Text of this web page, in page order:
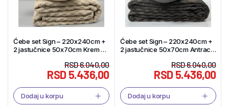
Ćebe set Sign – 220x240cm +
2 jastučnice 50x70cm Krem –
RSD6.040,00
RSD5.436,00
Dodaj u korpu
Ćebe set Sign – 220x240cm +
2 jastučnice 50x70cm Antracit
RSD6.040,00
RSD5.436,00
Dodaj u korpu